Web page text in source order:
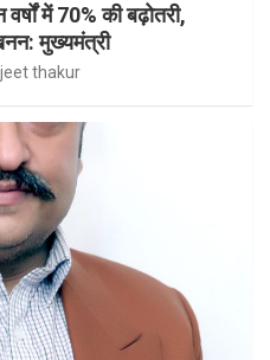
में 70% की बढ़ोतरी,
मुख्यमंत्री
thakur